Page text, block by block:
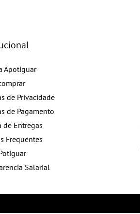
Apotiguar
de Privacidade
de Pagamento
de Entregas
Frequentes
Salarial